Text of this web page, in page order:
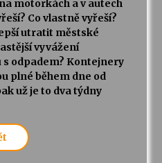
motorkách a v autech
Co vlastně vyřeší?
utratit městské
vyvážení
odpadem? Kontejnery
plné během dne od
už je to dva týdny